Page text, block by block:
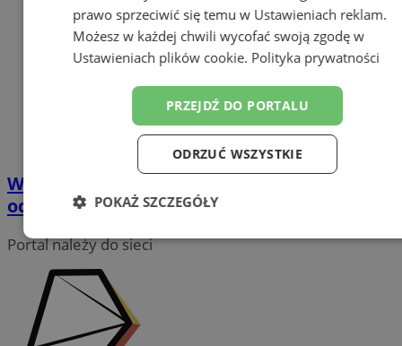
Wyjeżdżasz na Wielkanoc? Zadbaj o
odpowiednie zabezpieczenie domu
Portal należy do sieci
prawo sprzeciwić się temu w Ustawieniach reklam.
Możesz w każdej chwili wycofać swoją zgodę w
Ustawieniach plików cookie. Polityka prywatności
PRZEJDŹ DO PORTALU
ODRZUĆ WSZYSTKIE
POKAŻ SZCZEGÓŁY
Niezbędne Wydajność Targetowanie
Funkcjonalność